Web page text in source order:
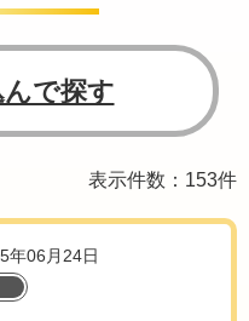
で探す
表示件数：153件
年06月24日